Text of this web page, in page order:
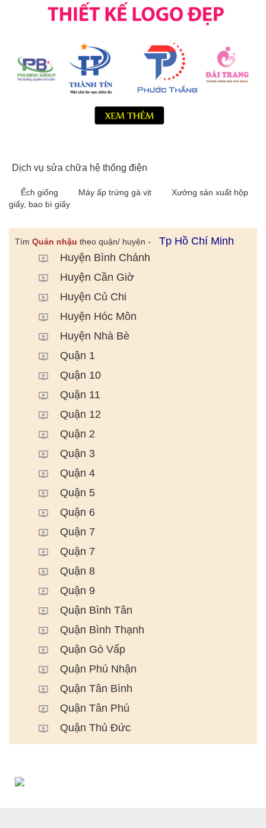
Dịch vụ sửa chữa hệ thống điện
Ếch giống Máy ấp trứng gà vịt
Xưởng sản xuất hộp
giấy, bao bì giấy
Tìm Quán nhậu theo quận/ huyện -
Tp Hồ Chí Minh
Huyện Bình Chánh
Huyện Cần Giờ
Huyện Củ Chi
Huyện Hóc Môn
Huyện Nhà Bè
Quận 1
Quận 10
Quận 11
Quận 12
Quận 2
Quận 3
Quận 4
Quận 5
Quận 6
Quận 7
Quận 7
Quận 8
Quận 9
Quận Bình Tân
Quận Bình Thạnh
Quận Gò Vấp
Quận Phú Nhận
Quận Tân Bình
Quận Tân Phú
Quận Thủ Đức